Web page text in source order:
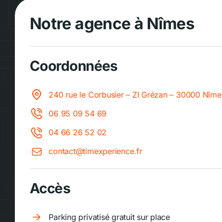
Notre agence à Nîmes
Coordonnées
240 rue le Corbusier – ZI Grézan – 30000
06 95 09 54 69
04 66 26 52 02
contact@timexperience.fr
Accès
Parking privatisé gratuit sur place